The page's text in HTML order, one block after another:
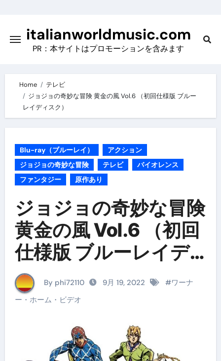
contentitalianworldmusic.com
PR：本サイトはプロモーションを含みます
Home
テレビ
ジョジョの奇妙な冒険 黄金の風 Vol.6 （初回仕様版 ブルー
レイディスク）
Blu-ray（ブルーレイ）
アクション
ジョジョの奇妙な冒険
テレビ
バイオレンス
ファンタジー
原作あり
ジョジョの奇妙な冒険
黄金の風 Vol.6 （初回
仕様版 ブルーレイデ
ィスク）
By phi72110 9月 19, 2022 #ワーナ
ー・ホーム・ビデオ